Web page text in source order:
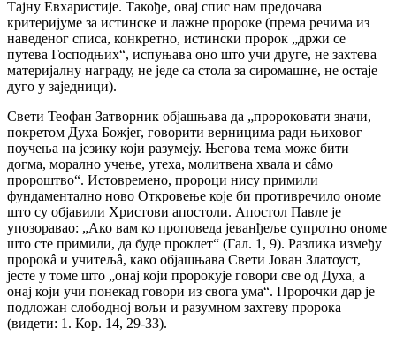
Тајну Евхаристије. Такође, овај спис нам предочава
критеријуме за истинске и лажне пророке (према речима из
наведеног списа, конкретно, истински пророк „држи се
путева Господњих“, испуњава оно што учи друге, не захтева
материјалну награду, не једе са стола за сиромашне, не остаје
дуго у заједници).
Свети Теофан Затворник објашњава да „пророковати значи,
покретом Духа Божјег, говорити верницима ради њиховог
поучења на језику који разумеју. Његова тема може бити
догма, морално учење, утеха, молитвена хвала и сâмо
пророштво“. Истовремено, пророци нису примили
фундаментално ново Откровење које би противречило ономе
што су објавили Христови апостоли. Апостол Павле је
упозоравао: „Ако вам ко проповеда јеванђеље супротно ономе
што сте примили, да буде проклет“ (Гал. 1, 9). Разлика између
пророкâ и учитељâ, како објашњава Свети Јован Златоуст,
јесте у томе што „онај који пророкује говори све од Духа, а
онај који учи понекад говори из свога ума“. Пророчки дар је
подложан слободној вољи и разумном захтеву пророка
(видети: 1. Кор. 14, 29-33).